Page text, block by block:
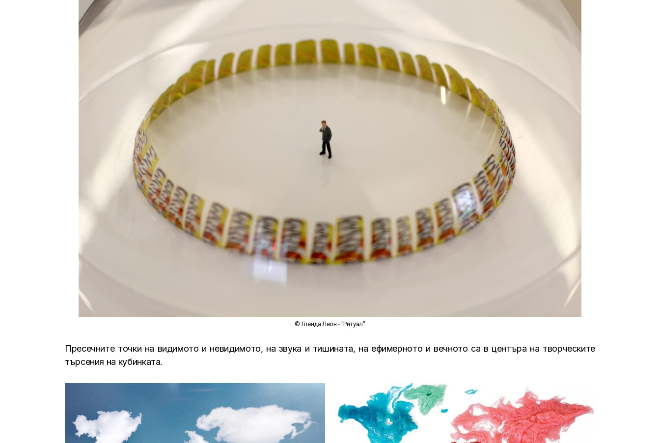
© Гленда Леон - "Ритуал"
Пресечните точки на видимото и невидимото, на звука и тишината, на ефимерното и вечното са в центъра на творческите
търсения на кубинката.